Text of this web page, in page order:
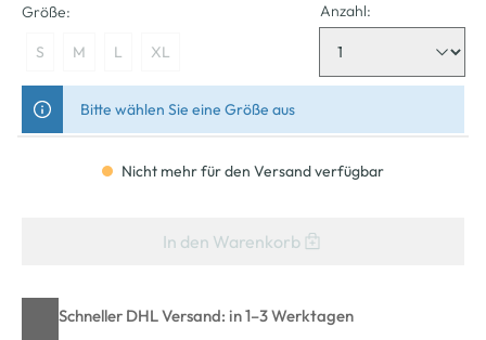
Größe:
S M L XL
Anzahl:
Bitte wählen Sie eine Größe aus
Nicht mehr für den Versand verfügbar
In den Warenkorb
Schneller DHL Versand: in 1–3 Werktagen